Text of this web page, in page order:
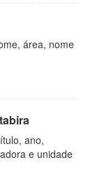
área, nome
ano,
e unidade